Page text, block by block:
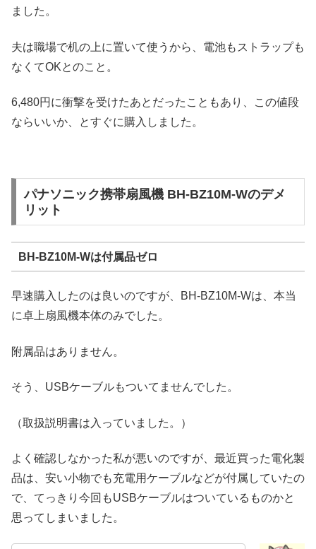
ました。
夫は職場で机の上に置いて使うから、電池もストラップも
なくてOKとのこと。
6,480円に衝撃を受けたあとだったこともあり、この値段
ならいいか、とすぐに購入しました。
パナソニック携帯扇風機 BH-BZ10M-Wのデメ
リット
BH-BZ10M-Wは付属品ゼロ
早速購入したのは良いのですが、BH-BZ10M-Wは、本当
に卓上扇風機本体のみでした。
附属品はありません。
そう、USBケーブルもついてませんでした。
（取扱説明書は入っていました。）
よく確認しなかった私が悪いのですが、最近買った電化製
品は、安い小物でも充電用ケーブルなどが付属していたの
で、てっきり今回もUSBケーブルはついているものかと
思ってしまいました。